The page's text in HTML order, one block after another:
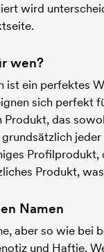
wird
wen?
ist ein perfektes
sich perfekt
das
Produkt,
Namen
aber so wie bei
und Haftie.